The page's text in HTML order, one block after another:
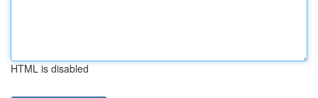
HTML is disabled